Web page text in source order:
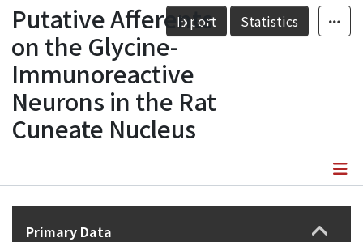
Fundings & Projects
Researchers
Organizations
Statistics
Export Statistics
Putative Afferents
on the Glycine-
Immunoreactive
Neurons in the Rat
Cuneate Nucleus
Details
Primary Data